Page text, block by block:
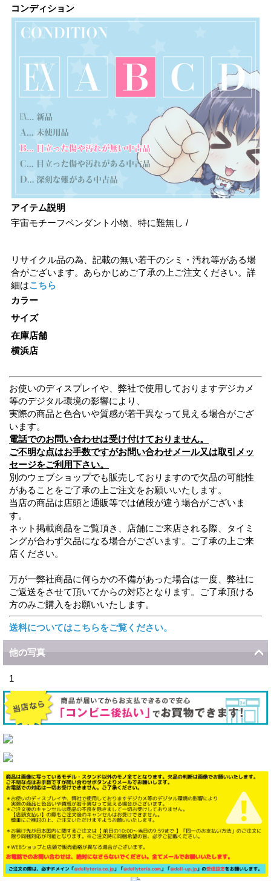
コンディション
アイテム説明
宇宙モチーフペンダント小物、特に難無し /
リサイクル品の為、記載の無い若干のシミ・汚れ等がある場
合がございます。あらかじめご了承の上ご注文ください。詳
細はこちら
カラー
サイズ
在庫店舗
横浜店
お使いのディスプレイや、弊社で使用しておりますデジカメ
等のデジタル環境の影響により、
実際の商品と色合いや質感が若干異なって見える場合がござ
います。
電話でのお問い合わせは受け付けておりません。
ご不明な点はお手数ですがお問い合わせメール又は取引メッ
セージをご利用下さい。
別のウェブショップでも販売しておりますので欠品の可能性
があることをご了承の上ご注文をお願いいたします。
当店の商品は店頭と通販等では値段が違う場合がございま
す。
ネット掲載商品をご覧頂き、店舗にご来店される際、タイミ
ングが合わず欠品になる場合がございます。ご了承の上ご来
店ください。
万が一弊社商品に何らかの不備があった場合は一度、弊社に
ご返送をさせて頂いてからの対応となります。ご了承頂ける
方のみご購入をお願いいたします。
送料についてはこちらをご覧ください。
他の写真
1